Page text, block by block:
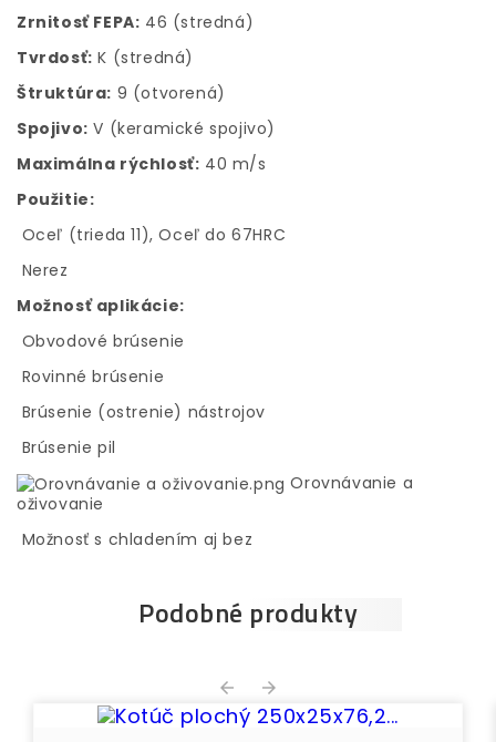
Zrnitosť FEPA: 46 (stredná)
Tvrdosť: K (stredná)
Štruktúra: 9 (otvorená)
Spojivo: V (keramické spojivo)
Maximálna rýchlosť: 40 m/s
Použitie:
Oceľ (trieda 11), Oceľ do 67HRC
Nerez
Možnosť aplikácie:
Obvodové brúsenie
Rovinné brúsenie
Brúsenie (ostrenie) nástrojov
Brúsenie pil
Orovnávanie a
oživovanie
Možnosť s chladením aj bez
Podobné produkty
 